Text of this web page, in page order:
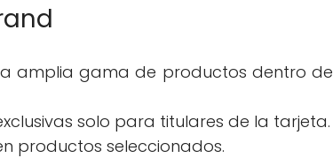
amplia gama de productos dentro de
solo para titulares de la tarjeta.
productos seleccionados.